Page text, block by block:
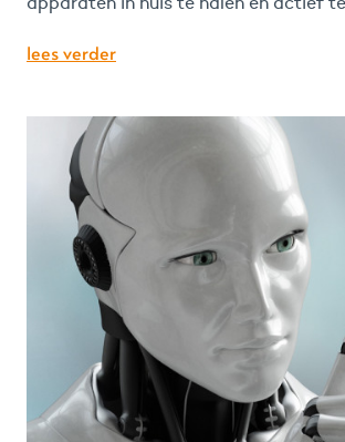
lees verder